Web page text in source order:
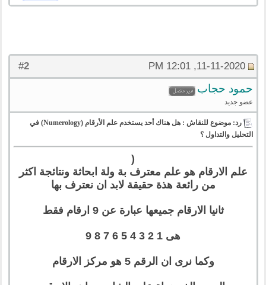
#
2 11-11-2020, 12:01 PM
حمود حجاب
عضو جديد
رد: موضوع للنقاش : هل هناك أحد يستخدم علم الأرقام (Numerology) في
التحليل والتداول ؟
(
علم الارقام هو علم معترف بة ولة ابحاثة ونتائجة اكثر
من رائعة هذة حقيقة لابد ان نعترف بها
ثانيا الارقام جميعها عبارة عن 9 ارقام فقط
هى 1 2 3 4 5 6 7 8 9
وكما نرى ان الرقم 5 هو مركز الارقام